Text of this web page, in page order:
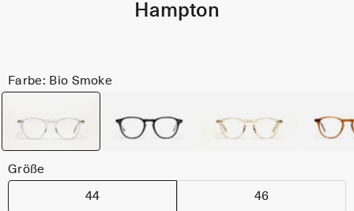
Hampton
Farbe: Bio Smoke
Größe
44 46